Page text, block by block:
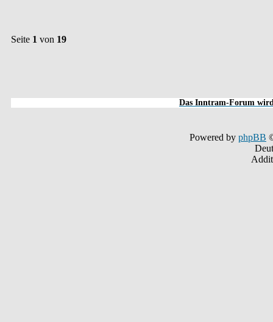
Seite 1 von 19
Das Inntram-Forum
Powered by phpBB